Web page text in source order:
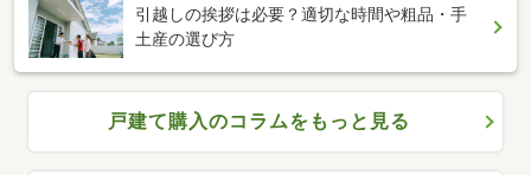
引越しの挨拶は必要？適切な時間や粗品・手
土産の選び方
戸建て購入のコラムをもっと見る